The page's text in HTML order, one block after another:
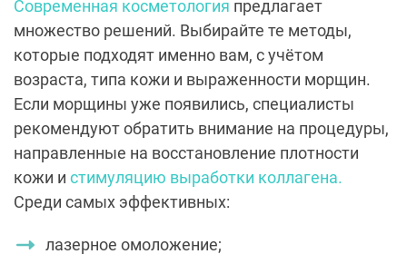
Современная косметология предлагает
множество решений. Выбирайте те методы,
которые подходят именно вам, с учётом
возраста, типа кожи и выраженности морщин.
Если морщины уже появились, специалисты
рекомендуют обратить внимание на процедуры,
направленные на восстановление плотности
кожи и стимуляцию выработки коллагена.
Среди самых эффективных:
лазерное омоложение;